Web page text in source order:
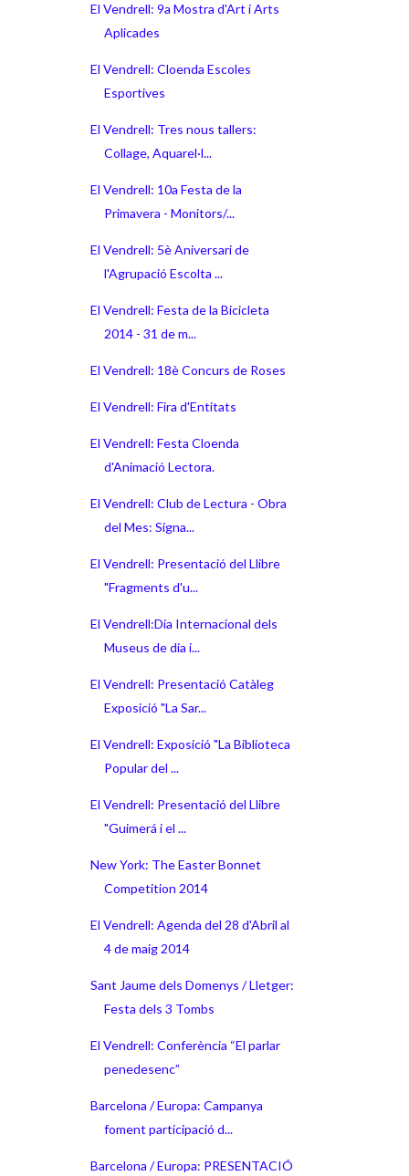
El Vendrell: 9a Mostra d'Art i Arts
Aplicades
El Vendrell: Cloenda Escoles
Esportives
El Vendrell: Tres nous tallers:
Collage, Aquarel·l...
El Vendrell: 10a Festa de la
Primavera - Monitors/...
El Vendrell: 5è Aniversari de
l'Agrupació Escolta ...
El Vendrell: Festa de la Bicicleta
2014 - 31 de m...
El Vendrell: 18è Concurs de Roses
El Vendrell: Fira d'Entitats
El Vendrell: Festa Cloenda
d'Animació Lectora.
El Vendrell: Club de Lectura - Obra
del Mes: Signa...
El Vendrell: Presentació del Llibre
"Fragments d'u...
El Vendrell:Dia Internacional dels
Museus de dia i...
El Vendrell: Presentació Catàleg
Exposició "La Sar...
El Vendrell: Exposició "La Biblioteca
Popular del ...
El Vendrell: Presentació del Llibre
"Guimerá i el ...
New York: The Easter Bonnet
Competition 2014
El Vendrell: Agenda del 28 d'Abril al
4 de maig 2014
Sant Jaume dels Domenys / Lletger:
Festa dels 3 Tombs
El Vendrell: Conferència “El parlar
penedesenc”
Barcelona / Europa: Campanya
foment participació d...
Barcelona / Europa: PRESENTACIÓ